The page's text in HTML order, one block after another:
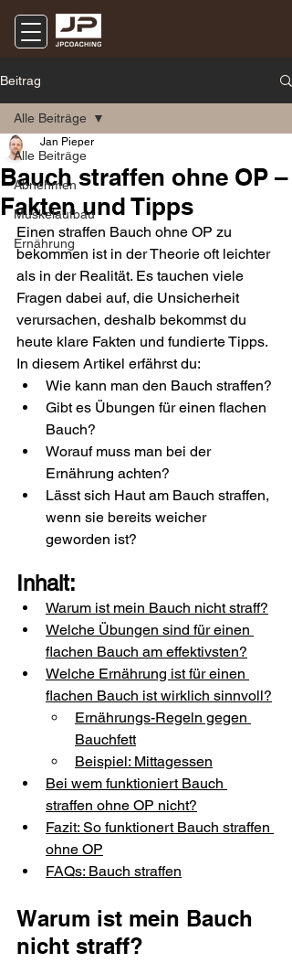
Beitrag
Alle Beiträge
Abnehmen
Muskelaufbau
Ernährung
Alle Beiträge
Bauch straffen ohne OP –
Fakten und Tipps
Jan Pieper
Einen straffen Bauch ohne OP zu
bekommen ist in der Theorie oft leichter
als in der Realität. Es tauchen viele
Fragen dabei auf, die Unsicherheit
verursachen, deshalb bekommst du
heute klare Fakten und fundierte Tipps.
In diesem Artikel erfährst du:
Wie kann man den Bauch straffen?
Gibt es Übungen für einen flachen
Bauch?
Worauf muss man bei der
Ernährung achten?
Lässt sich Haut am Bauch straffen,
wenn sie bereits weicher
geworden ist?
Inhalt:
Warum ist mein Bauch nicht straff?
Welche Übungen sind für einen
flachen Bauch am effektivsten?
Welche Ernährung ist für einen
flachen Bauch ist wirklich sinnvoll?
Ernährungs-Regeln gegen
Bauchfett
Beispiel: Mittagessen
Bei wem funktioniert Bauch
straffen ohne OP nicht?
Fazit: So funktionert Bauch straffen
ohne OP
FAQs: Bauch straffen
Warum ist mein Bauch
nicht straff?